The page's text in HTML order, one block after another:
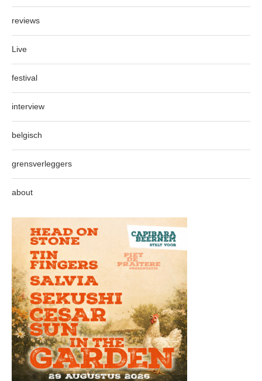
reviews
Live
festival
interview
belgisch
grensverleggers
about